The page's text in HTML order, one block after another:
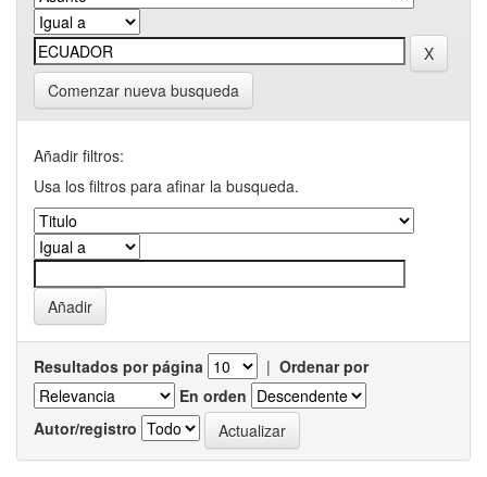
Comenzar nueva busqueda
Añadir filtros:
Usa los filtros para afinar la busqueda.
Resultados por página | Ordenar por
En orden
Autor/registro